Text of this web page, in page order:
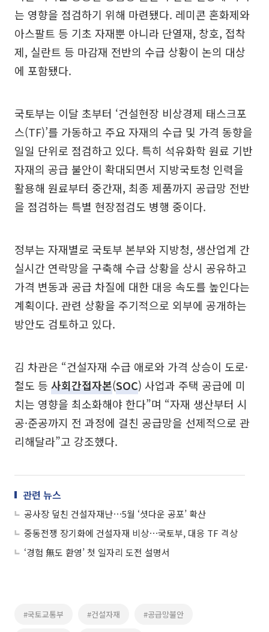
는 영향을 점검하기 위해 마련됐다. 레미콘 혼화제와
아스팔트 등 기초 자재뿐 아니라 단열재, 창호, 접착
제, 실란트 등 마감재 전반의 수급 상황이 논의 대상
에 포함됐다.
국토부는 이달 초부터 ‘건설현장 비상경제 태스크포
스(TF)’를 가동하고 주요 자재의 수급 및 가격 동향을
일일 단위로 점검하고 있다. 특히 석유화학 원료 기반
자재의 공급 불안이 확대되면서 지방국토청 인력을
활용해 원료부터 중간재, 최종 제품까지 공급망 전반
을 점검하는 특별 현장점검도 병행 중이다.
정부는 자재별로 국토부 본부와 지방청, 생산업계 간
실시간 연락망을 구축해 수급 상황을 상시 공유하고
가격 변동과 공급 차질에 대한 대응 속도를 높인다는
계획이다. 관련 상황을 주기적으로 외부에 공개하는
방안도 검토하고 있다.
김 차관은 “건설자재 수급 애로와 가격 상승이 도로·
철도 등 사회간접자본(SOC) 사업과 주택 공급에 미
치는 영향을 최소화해야 한다”며 “자재 생산부터 시
공·준공까지 전 과정에 걸친 공급망을 선제적으로 관
리해달라”고 강조했다.
관련 뉴스
공사장 덮친 건설자재난⋯5월 ‘셧다운 공포’ 확산
중동전쟁 장기화에 건설자재 비상⋯국토부, 대응 TF 격상
‘경험 無도 환영’ 첫 일자리 도전 설명서
#국토교통부 #건설자재 #공급망불안